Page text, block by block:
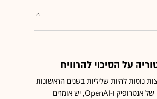
על הסיכוי להרוויח
נוטות להיות שליליות בשנים הראשונות
• לקראת ההנפקה הגדולה בהיסטוריה של SpaceX ואלה של אנטרופיק ו-OpenAI, יש אומרים